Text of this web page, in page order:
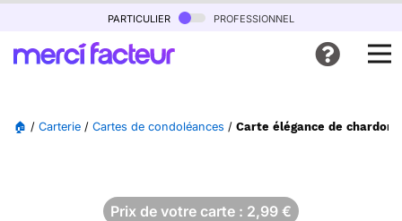
particulier professionnel
🏠 / Carterie / Cartes de condoléances / Carte élégance de
Prix de votre carte : 2,99 €